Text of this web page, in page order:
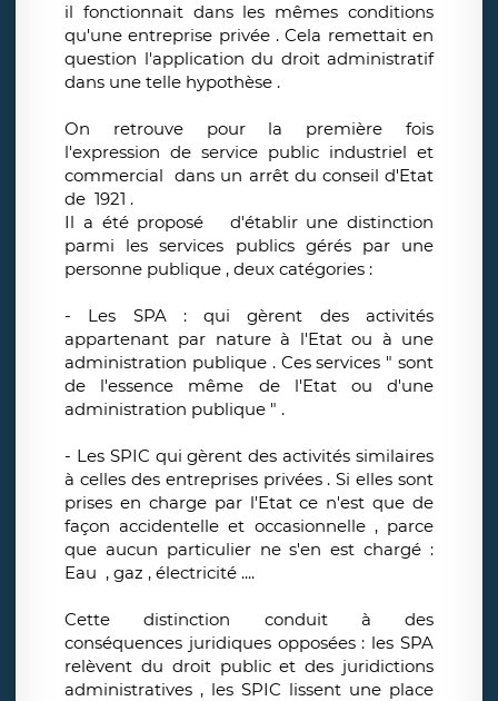
il fonctionnait dans les mêmes conditions
qu'une entreprise privée . Cela remettait en
question l'application du droit administratif
dans une telle hypothèse .
On retrouve pour la première fois
l'expression de service public industriel et
commercial dans un arrêt du conseil d'Etat
de 1921 .
Il a été proposé d'établir une distinction
parmi les services publics gérés par une
personne publique , deux catégories :
- Les SPA : qui gèrent des activités
appartenant par nature à l'Etat ou à une
administration publique . Ces services " sont
de l'essence même de l'Etat ou d'une
administration publique " .
- Les SPIC qui gèrent des activités similaires
à celles des entreprises privées . Si elles sont
prises en charge par l'Etat ce n'est que de
façon accidentelle et occasionnelle , parce
que aucun particulier ne s'en est chargé :
Eau , gaz , électricité ....
Cette distinction conduit à des
conséquences juridiques opposées : les SPA
relèvent du droit public et des juridictions
administratives , les SPIC lissent une place